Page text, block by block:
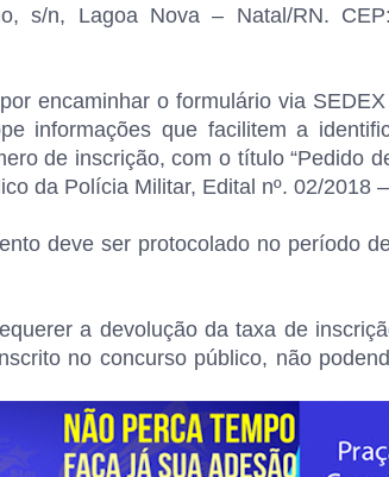
s/n, Lagoa Nova – Natal/RN.
encaminhar o formulário via
informações que facilitem a
de inscrição, com o título “Pedido
da Polícia Militar, Edital nº. 02/2018
deve ser protocolado no período
a devolução da taxa de
no concurso público, não